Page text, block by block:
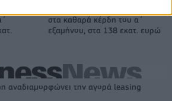
στα καθαρά κέρδη του α΄
εξαμήνου, στα 138 εκατ. ευρώ
αναδιαμορφώνει την αγορά leasing